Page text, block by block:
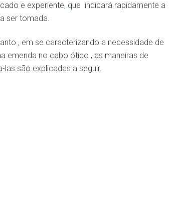
e experiente, que indicará rapidamente a
ser tomada.
, em se caracterizando a necessidade de
emenda no cabo ótico , as maneiras de
las são explicadas a seguir.